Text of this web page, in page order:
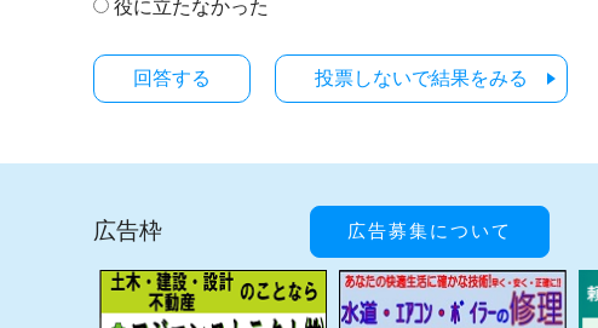
役に立たなかった
投票しないで結果をみる
広告枠 広告募集について